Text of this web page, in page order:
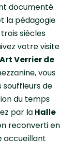
documenté.
la pédagogie
siècles
votre visite
Verrier de
vous
souffleurs de
du temps
par laHalle
reconverti en
accueillant